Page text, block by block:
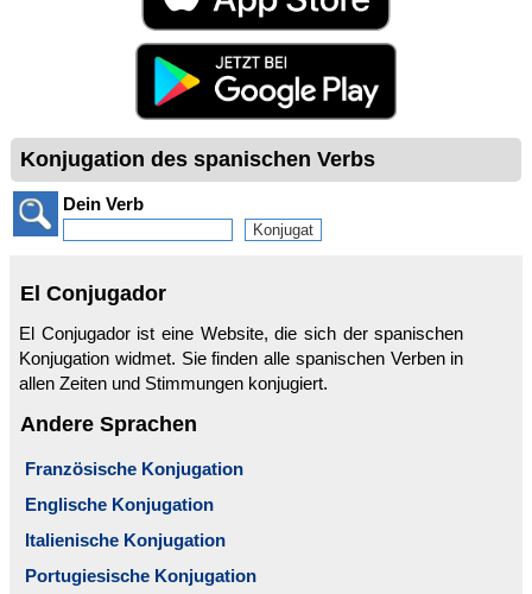
Konjugation des spanischen Verbs
Dein Verb
El Conjugador
El Conjugador ist eine Website, die sich der spanischen
Konjugation widmet. Sie finden alle spanischen Verben in
allen Zeiten und Stimmungen konjugiert.
Andere Sprachen
Französische Konjugation
Englische Konjugation
Italienische Konjugation
Portugiesische Konjugation